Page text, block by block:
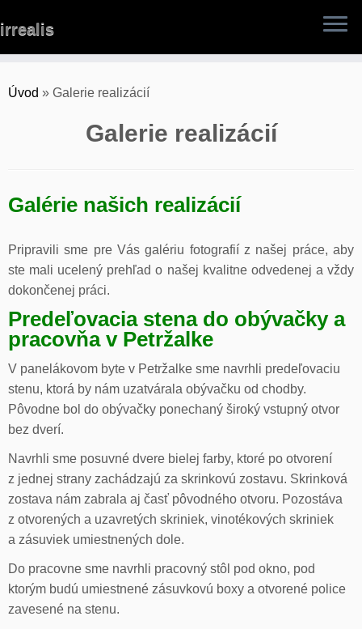
to
irrealis
Úvod » Galerie realizácií
Galerie realizácií
Galérie našich realizácií
Pripravili sme pre Vás galériu fotografií z našej práce, aby
ste mali ucelený prehľad o našej kvalitne odvedenej a vždy
dokončenej práci.
Predeľovacia stena do obývačky a
pracovňa v Petržalke
V panelákovom byte v Petržalke sme navrhli predeľovaciu
stenu, ktorá by nám uzatvárala obývačku od chodby.
Pôvodne bol do obývačky ponechaný široký vstupný otvor
bez dverí.
Navrhli sme posuvné dvere bielej farby, ktoré po otvorení
z jednej strany zachádzajú za skrinkovú zostavu. Skrinková
zostava nám zabrala aj časť pôvodného otvoru. Pozostáva
z otvorených a uzavretých skriniek, vinotékových skriniek
a zásuviek umiestnených dole.
Do pracovne sme navrhli pracovný stôl pod okno, pod
ktorým budú umiestnené zásuvkovú boxy a otvorené police
zavesené na stenu.